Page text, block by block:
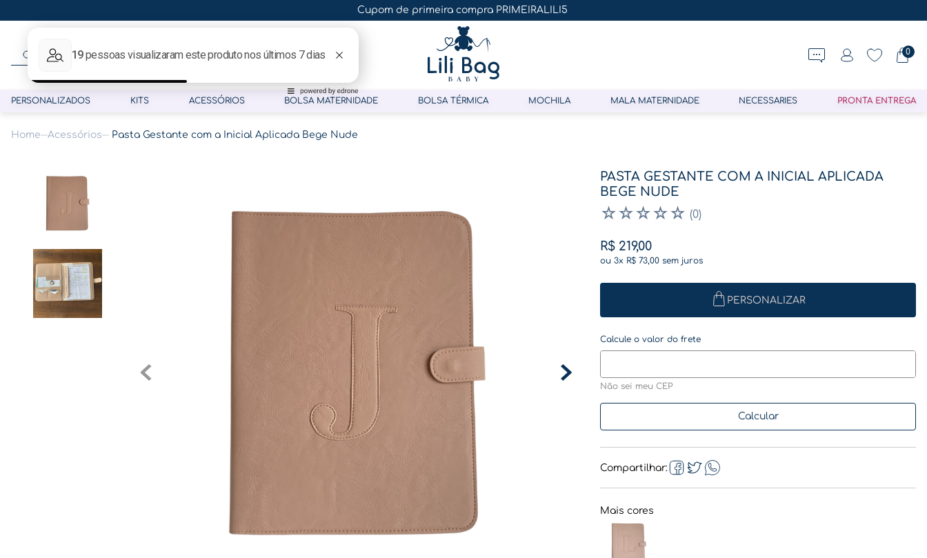
Cupom de primeira compra PRIMEIRALILI5
O que procura hoje? 0
PERSONALIZADOS KITS ACESSÓRIOS BOLSA MATERNIDADE BOLSA TÉRMICA MOCHILA MALA MATERNIDADE NECESSARIES PRONTA ENTREGA
Acessórios Pasta Gestante com a Inicial Aplicada Bege Nude
PASTA GESTANTE COM A INICIAL APLICADA
BEGE NUDE
☆☆☆☆☆ (0)
R$ 219,00
ou 3x R$ 73,00 sem juros
PERSONALIZAR
Não sei meu CEP
Compartilhar
gestante
º pasta gestante
folha memórias barriga